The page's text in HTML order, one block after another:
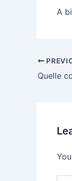
A
Post
Quelle